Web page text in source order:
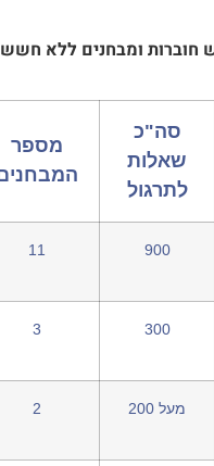
חוברות ומבחנים ללא חשש
סה"כ
שאלות
לתרגול
מספר
900
11
300
3
מעל 200 2